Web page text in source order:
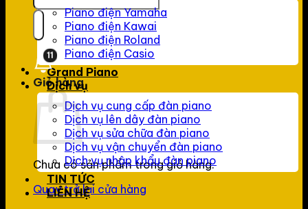
11
Giỏ hàng
Chưa có sản phẩm trong giỏ hàng.
Quay trở lại cửa hàng
Piano điện Yamaha
Piano điện Kawai
Piano điện Roland
Piano điện Casio
Grand Piano
Dịch vụ
Dịch vụ cung cấp đàn piano
Dịch vụ lên dây đàn piano
Dịch vụ sửa chữa đàn piano
Dịch vụ vận chuyển đàn piano
Dịch vụ nhập khẩu đàn piano
TIN TỨC
LIÊN HỆ